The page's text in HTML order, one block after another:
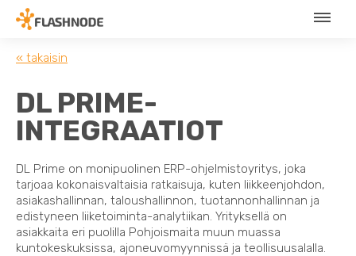
« takaisin
DL PRIME-
INTEGRAATIOT
DL Prime on monipuolinen ERP-ohjelmistoyritys, joka
tarjoaa kokonaisvaltaisia ​​ratkaisuja, kuten liikkeenjohdon,
asiakashallinnan, taloushallinnon, tuotannonhallinnan ja
edistyneen liiketoiminta-analytiikan. Yrityksellä on
asiakkaita eri puolilla Pohjoismaita muun muassa
kuntokeskuksissa, ajoneuvomyynnissä ja teollisuusalalla.